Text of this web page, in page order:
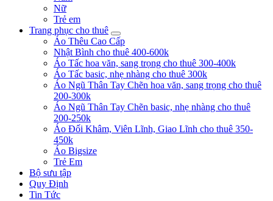
Nữ
Trẻ em
Trang phục cho thuê
Áo Thêu Cao Cấp
Nhật Bình cho thuê 400-600k
Áo Tấc hoa văn, sang trọng cho thuê 300-400k
Áo Tấc basic, nhẹ nhàng cho thuê 300k
Áo Ngũ Thân Tay Chẽn hoa văn, sang trọng cho thuê
200-300k
Áo Ngũ Thân Tay Chẽn basic, nhẹ nhàng cho thuê
200-250k
Áo Đối Khâm, Viên Lĩnh, Giao Lĩnh cho thuê 350-
450k
Áo Bigsize
Trẻ Em
Bộ sưu tập
Quy Định
Tin Tức